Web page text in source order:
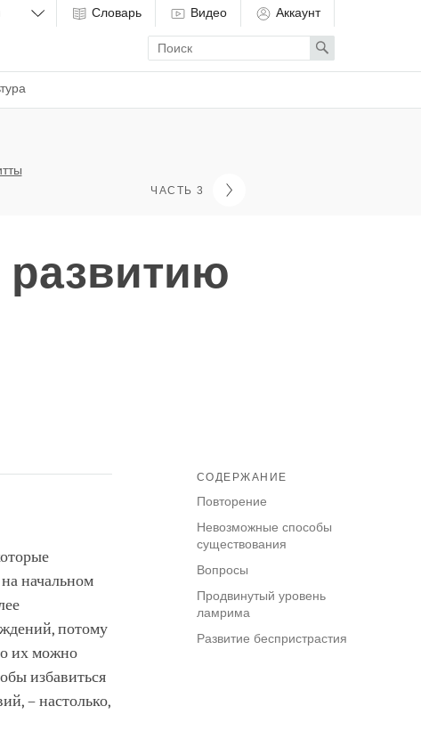
Словарь Видео Аккаунт
Enter
search
term
Search
ЧАСТЬ 3
СОДЕРЖАНИЕ
Повторение
Невозможные способы
существования
Вопросы
Продвинутый уровень
ламрима
Развитие беспристрастия
начальном
потому
их можно
избавиться
– настолько,